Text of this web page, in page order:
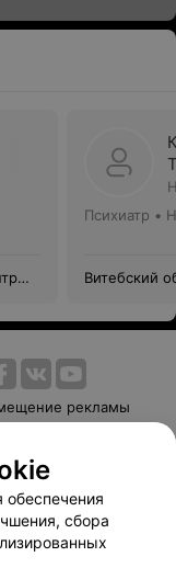
Психиатр •
Витебский
рекламы
оплаты
сбора